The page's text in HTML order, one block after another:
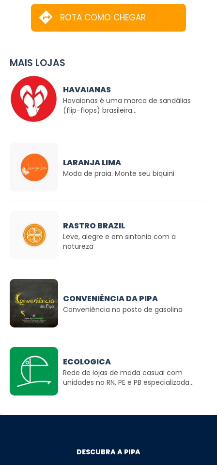
ROTA COMO CHEGAR
MAIS LOJAS
HAVAIANAS
Havaianas é uma marca de sandálias
(flip-flops) brasileira...
LARANJA LIMA
Moda de praia. Monte seu biquini
RASTRO BRAZIL
Leve, alegre e em sintonia com a
natureza
CONVENIÊNCIA DA PIPA
Conveniência no posto de gasolina
ECOLOGICA
Rede de lojas de moda casual com
unidades no RN, PE e PB especializada...
DESCUBRA A PIPA